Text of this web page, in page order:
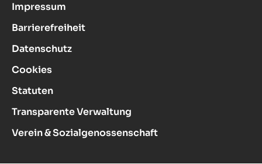
Impressum
Barrierefreiheit
Datenschutz
Cookies
Statuten
Transparente Verwaltung
Verein & Sozialgenossenschaft